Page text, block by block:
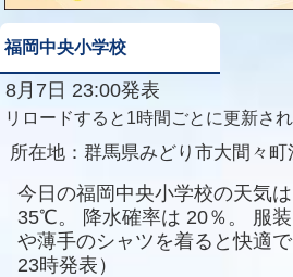
福岡中央小学校
8月7日 23:00発表
リロードすると1時間ごとに更新され
所在地： 群馬県みどり市大間々町
今日の福岡中央小学校の天気は
35℃。
降水確率は 20％。 服
や薄手のシャツを着ると快適で
23時発表）